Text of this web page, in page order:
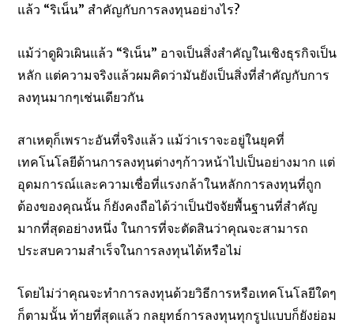
แล้ว “ริเน็น” สำคัญกับการลงทุนอย่างไร?
แม้ว่าดูผิวเผินแล้ว “ริเน็น” อาจเป็นสิ่งสำคัญในเชิงธุรกิจเป็น
หลัก แต่ความจริงแล้วผมคิดว่ามันยังเป็นสิ่งที่สำคัญกับการ
ลงทุนมากๆเช่นเดียวกัน
สาเหตุก็เพราะอันที่จริงแล้ว แม้ว่าเราจะอยู่ในยุคที่
เทคโนโลยีด้านการลงทุนต่างๆก้าวหน้าไปเป็นอย่างมาก แต่
อุดมการณ์และความเชื่อที่แรงกล้าในหลักการลงทุนที่ถูก
ต้องของคุณนั้น ก็ยังคงถือได้ว่าเป็นปัจจัยพื้นฐานที่สำคัญ
มากที่สุดอย่างหนึ่ง ในการที่จะตัดสินว่าคุณจะสามารถ
ประสบความสำเร็จในการลงทุนได้หรือไม่
โดยไม่ว่าคุณจะทำการลงทุนด้วยวิธีการหรือเทคโนโลยีใดๆ
ก็ตามนั้น ท้ายที่สุดแล้ว กลยุทธ์การลงทุนทุกรูปแบบก็ยังย่อม